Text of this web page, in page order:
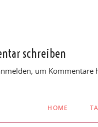
schreiben
um Kommentare
ÜBERSPRINGEN
HOME